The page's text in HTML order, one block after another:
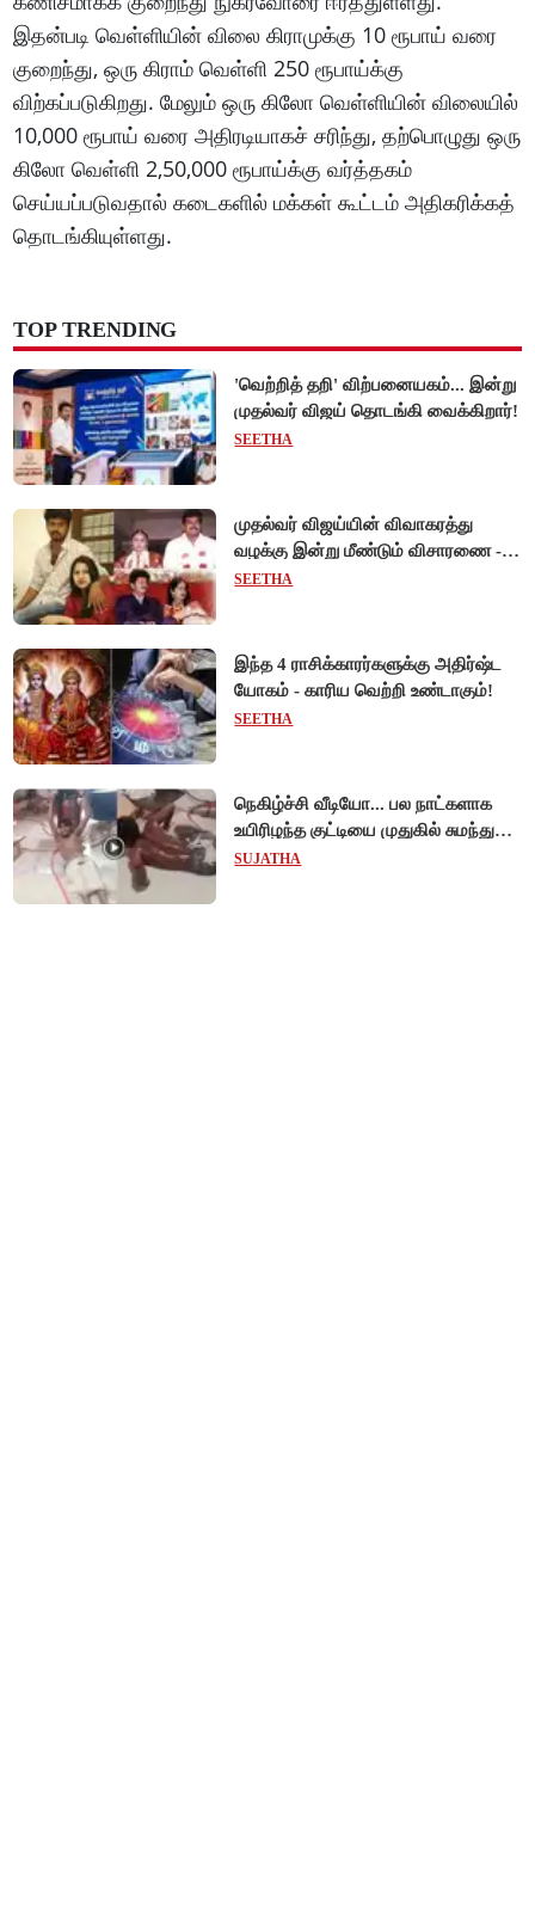
இதன்படி வெள்ளியின் விலை கிராமுக்கு 10 ரூபாய் வரை
குறைந்து, ஒரு கிராம் வெள்ளி 250 ரூபாய்க்கு
விற்கப்படுகிறது. மேலும் ஒரு கிலோ வெள்ளியின் விலையில்
10,000 ரூபாய் வரை அதிரடியாகச் சரிந்து, தற்பொழுது ஒரு
கிலோ வெள்ளி 2,50,000 ரூபாய்க்கு வர்த்தகம்
செய்யப்படுவதால் கடைகளில் மக்கள் கூட்டம் அதிகரிக்கத்
தொடங்கியுள்ளது.
TOP TRENDING
'வெற்றித் தறி' விற்பனையகம்... இன்று
முதல்வர் விஜய் தொடங்கி வைக்கிறார்!
SEETHA
முதல்வர் விஜய்யின் விவாகரத்து
வழக்கு இன்று மீண்டும் விசாரணை -
ஆன்லைன் விசாரணை நிராகரிப்பு...
SEETHA
இந்த 4 ராசிக்காரர்களுக்கு அதிர்ஷ்ட
யோகம் - காரிய வெற்றி உண்டாகும்!
SEETHA
நெகிழ்ச்சி வீடியோ... பல நாட்களாக
உயிரிழந்த குட்டியை முதுகில் சுமந்து
நீந்திய டால்பின்... உலகை உலுக்கிய
SUJATHA